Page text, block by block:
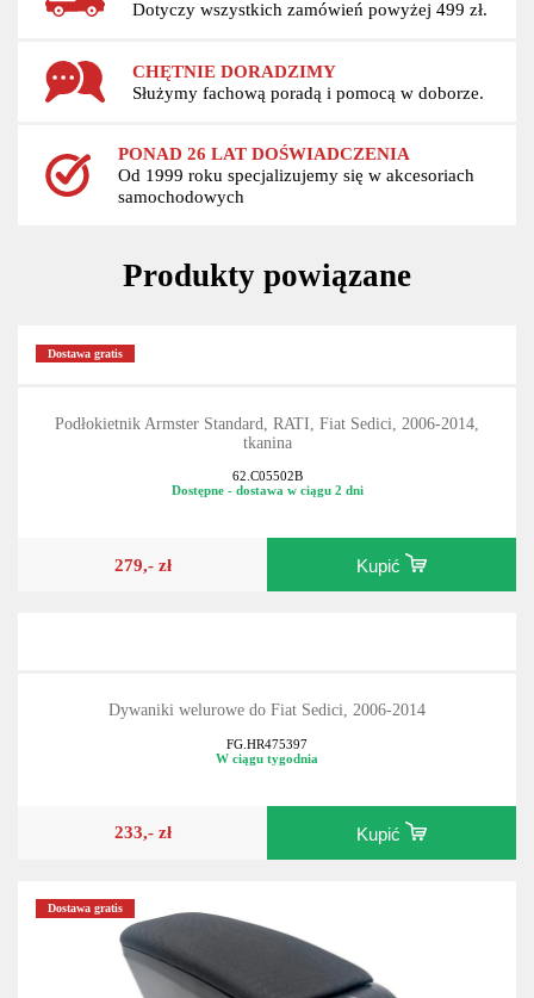
Dotyczy wszystkich zamówień powyżej 499 zł.
CHĘTNIE DORADZIMY
Służymy fachową poradą i pomocą w doborze.
PONAD 26 LAT DOŚWIADCZENIA
Od 1999 roku specjalizujemy się w akcesoriach
samochodowych
Produkty powiązane
Dostawa gratis
Podłokietnik Armster Standard, RATI, Fiat Sedici, 2006-2014,
tkanina
62.C05502B
Dostępne - dostawa w ciągu 2 dni
279,- zł Kupić
Dywaniki welurowe do Fiat Sedici, 2006-2014
FG.HR475397
W ciągu tygodnia
233,- zł Kupić
Dostawa gratis